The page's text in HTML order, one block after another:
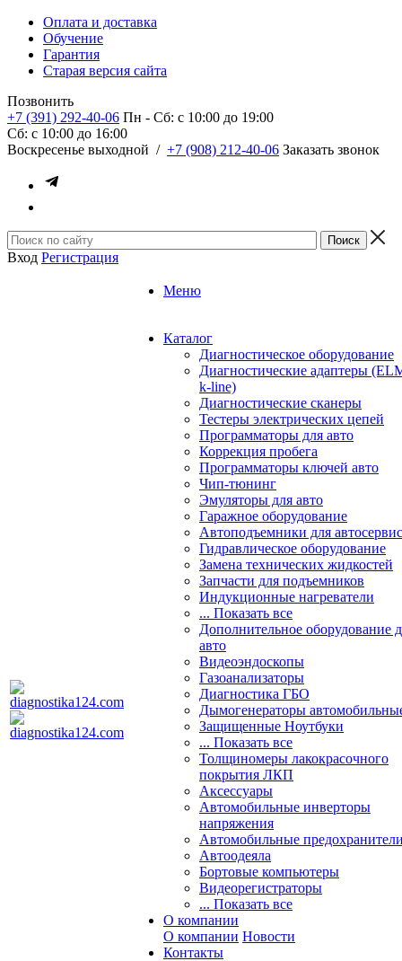
Оплата и доставка
Обучение
Гарантия
Старая версия сайта
Позвонить
+7 (391) 292-40-06 Пн - Сб: c 10:00 до 19:00
Сб: c 10:00 до 16:00
​Воскресенье выходной / +7 (908) 212-40-06 Заказать звонок
Вход Регистрация
Меню
Каталог
Диагностическое оборудование
Диагностические адаптеры
k-line)
Диагностические сканеры
Тестеры электрических цепей
Программаторы для авто
Коррекция пробега
Программаторы ключей авто
Чип-тюнинг
Эмуляторы для авто
Гаражное оборудование
Автоподъемники для
Гидравлическое оборудование
Замена технических жидкостей
Запчасти для подъемников
Индукционные нагреватели
... Показать все
Дополнительное оборудование
авто
Видеоэндоскопы
Газоанализаторы
Диагностика ГБО
Дымогенераторы
Защищенные Ноутбуки
... Показать все
Толщиномеры лакокрасочного
покрытия ЛКП
Аксессуары
Автомобильные инверторы
напряжения
Автомобильные
Автоодеяла
Бортовые компьютеры
Видеорегистраторы
... Показать все
О компании
О компании Новости
Контакты